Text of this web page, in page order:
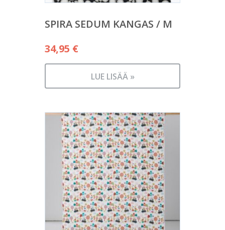
SPIRA SEDUM KANGAS / M
34,95 €
LUE LISÄÄ »